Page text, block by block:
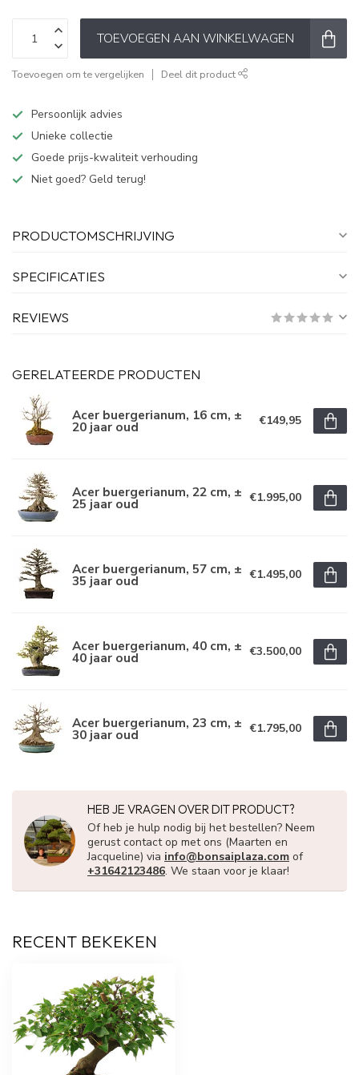
TOEVOEGEN AAN WINKELWAGEN
Toevoegen om te vergelijken Deel dit product
Persoonlijk advies
Unieke collectie
Goede prijs-kwaliteit verhouding
Niet goed? Geld terug!
PRODUCTOMSCHRIJVING
SPECIFICATIES
REVIEWS
GERELATEERDE PRODUCTEN
Acer buergerianum, 16 cm, ±
20 jaar oud €149,95
Acer buergerianum, 22 cm, ±
25 jaar oud €1.995,00
Acer buergerianum, 57 cm, ±
35 jaar oud €1.495,00
Acer buergerianum, 40 cm, ±
40 jaar oud €3.500,00
Acer buergerianum, 23 cm, ±
30 jaar oud €1.795,00
HEB JE VRAGEN OVER DIT PRODUCT?
Of heb je hulp nodig bij het bestellen? Neem
gerust contact op met ons (Maarten en
Jacqueline) via info@bonsaiplaza.com of
+31642123486. We staan voor je klaar!
RECENT BEKEKEN